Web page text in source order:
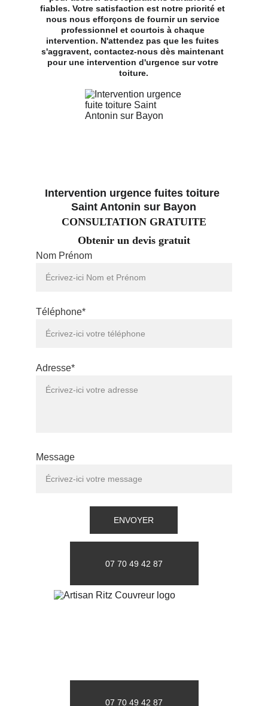
CONSULTATION GRATUITE
Obtenir un devis gratuit
Nom Prénom
Téléphone*
Adresse*
Message
ENVOYER
07 70 49 42 87
fiables. Votre satisfaction est notre priorité et
nous nous efforçons de fournir un service
professionnel et courtois à chaque
intervention. N'attendez pas que les fuites
s'aggravent, contactez-nous dès maintenant
pour une intervention d'urgence sur votre
toiture.
Intervention urgence fuites toiture
Saint Antonin sur Bayon
07 70 49 42 87